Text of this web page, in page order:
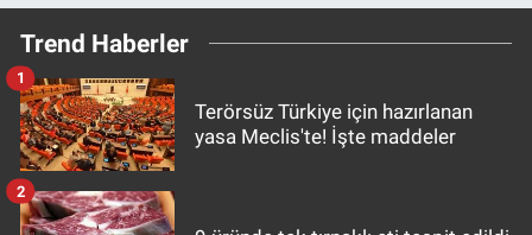
Trend Haberler
Terörsüz Türkiye için hazırlanan
yasa Meclis'te! İşte maddeler
1
2